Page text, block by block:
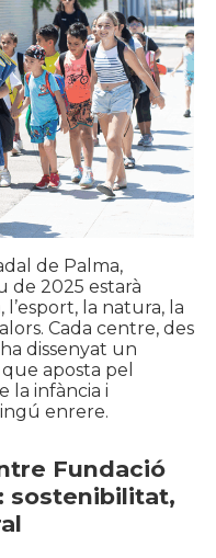
de Palma,
de 2025 estarà
la natura, la
Cada centre, des
dissenyat un
aposta pel
la infància i
enrere.
Fundació
sostenibilitat,